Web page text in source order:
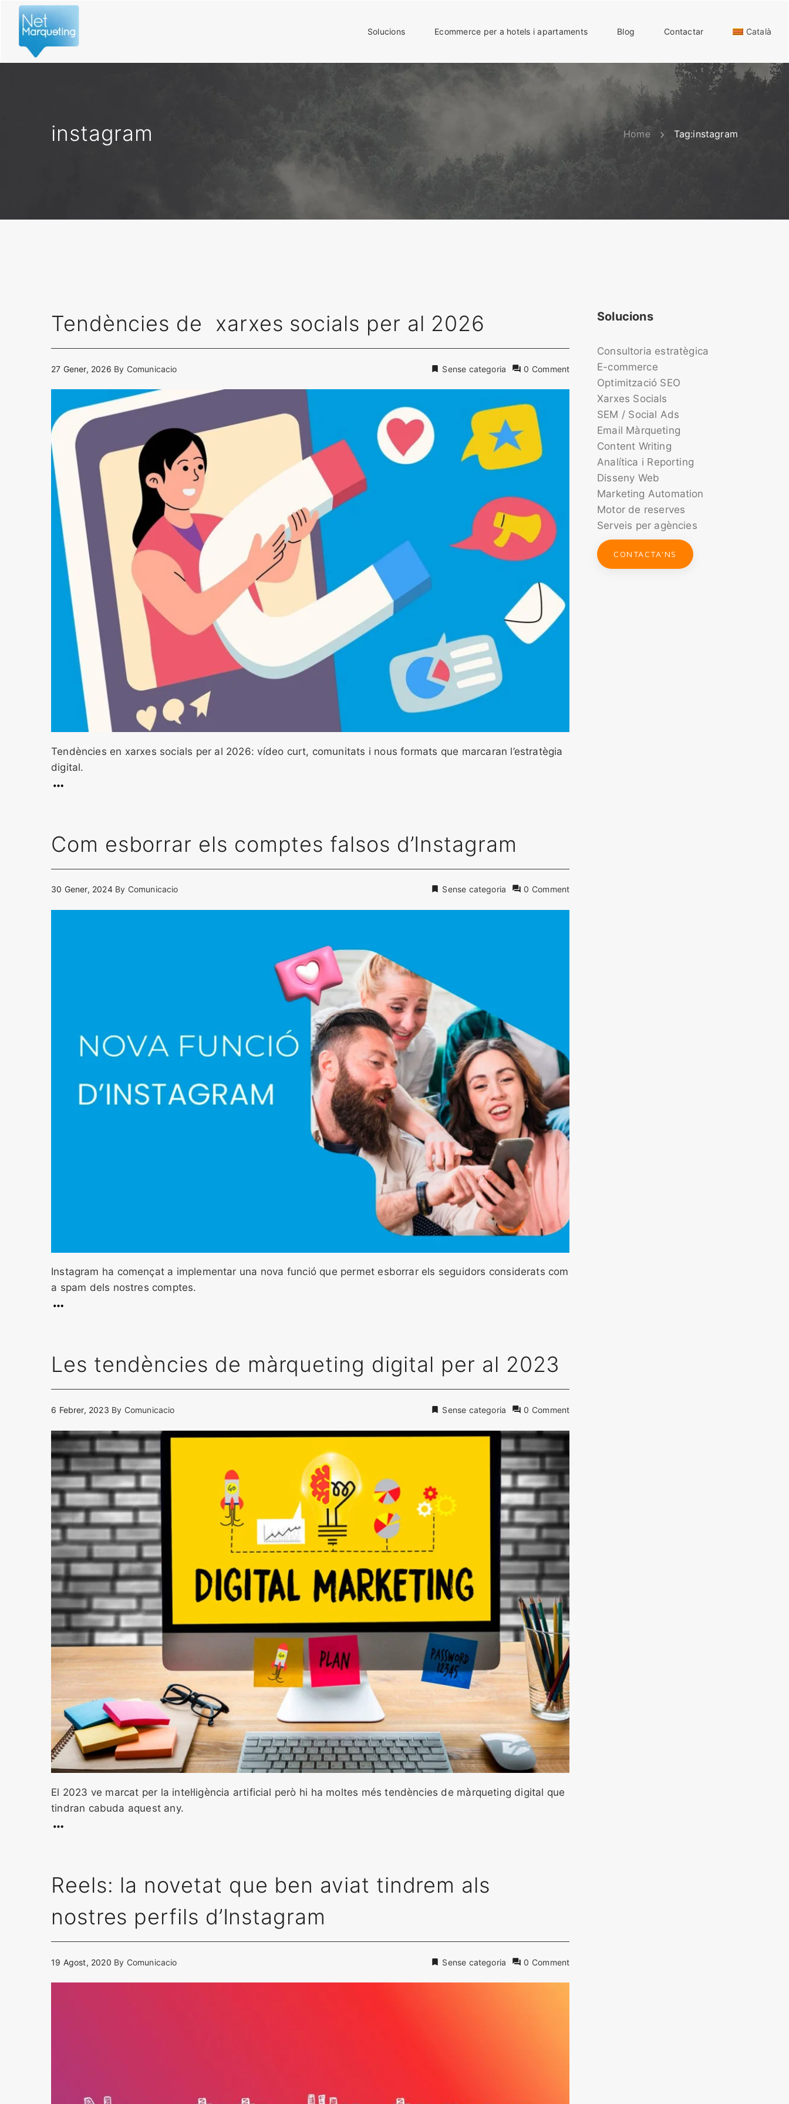
Solucions Ecommerce per a hotels i apartaments Blog Contactar Català
instagram Home Tag:instagram
Tendències de xarxes socials per al 2026
27 Gener, 2026 By Comunicacio Sense categoria 0 Comment
Tendències en xarxes socials per al 2026: vídeo curt, comunitats i nous formats que marcaran l’estratègia
digital.
Com esborrar els comptes falsos d’Instagram
30 Gener, 2024 By Comunicacio Sense categoria 0 Comment
Instagram ha començat a implementar una nova funció que permet esborrar els seguidors considerats com
a spam dels nostres comptes.
Les tendències de màrqueting digital per al 2023
6 Febrer, 2023 By Comunicacio Sense categoria 0 Comment
El 2023 ve marcat per la intel·ligència artificial però hi ha moltes més tendències de màrqueting digital que
tindran cabuda aquest any.
Reels: la novetat que ben aviat tindrem als
nostres perfils d’Instagram
19 Agost, 2020 By Comunicacio Sense categoria 0 Comment
Solucions
Consultoria estratègica
E-commerce
Optimització SEO
Xarxes Socials
SEM / Social Ads
Email Màrqueting
Content Writing
Analítica i Reporting
Disseny Web
Marketing Automation
Motor de reserves
Serveis per agències
CONTACTA'NS